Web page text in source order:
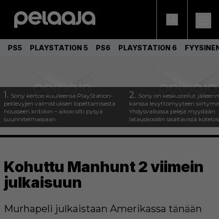
PS5 PLAYSTATION 5 PS6 PLAYSTATION 6
1. Sony kertoo kuulleensa PlayStation-
pelilevyjen valmistuksen lopettamisesta
nousseen kritiikin – aikoo silti pysyä
suunnitelmassaan
2. Sony on keskustellut
kanssa levyttömyyteen
Yhdysvalloissa pelejä myydään
latauskoodin sisältävissä
Kohuttu Manhunt 2 viimein
julkaisuun
Murhapeli julkaistaan Amerikassa tänään